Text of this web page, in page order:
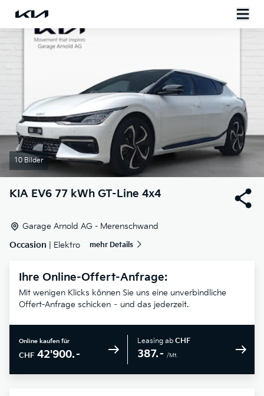
10 Bilder
KIA EV6 77 kWh GT-Line 4x4
Garage Arnold AG - Merenschwand
Occasion | Elektro mehr Details
Ihre Online-Offert-Anfrage:
Mit wenigen Klicks können Sie uns eine unverbindliche
Offert-Anfrage schicken – und das jederzeit.
Online kaufen für
CHF 42'900.–
Leasing ab CHF
387.– /Mt.